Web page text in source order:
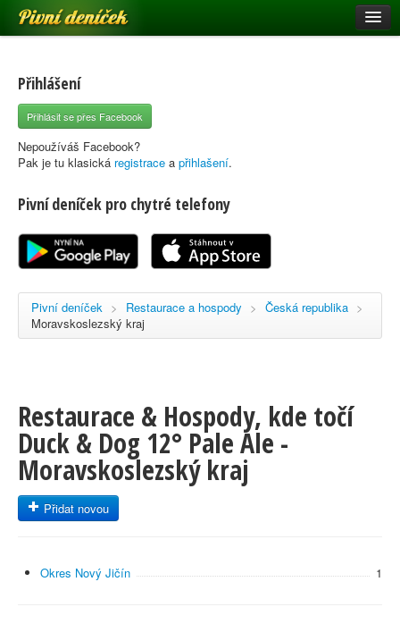
Pivní deníček
Pivní mapa
Pivní značky
Nápověda
Registrace
Přihlášení
Přihlásit se přes Facebook
Nepoužíváš Facebook?
Pak je tu klasická registrace a přihlašení.
Pivní deníček pro chytré telefony
Pivní deníček > Restaurace a hospody > Česká republika >
Moravskoslezský kraj
Restaurace & Hospody, kde točí
Duck & Dog 12° Pale Ale -
Moravskoslezský kraj
Přidat novou
Okres Nový Jičín 1